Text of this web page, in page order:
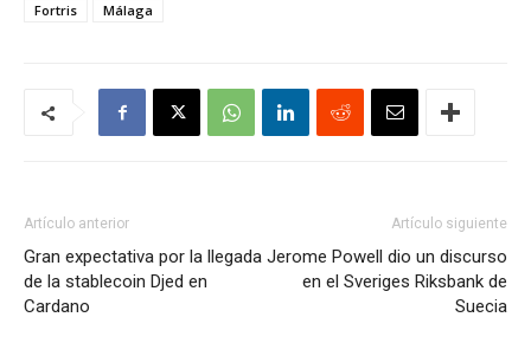
Fortris
Málaga
Artículo anterior
Gran expectativa por la llegada
de la stablecoin Djed en
Cardano
Artículo siguiente
Jerome Powell dio un discurso
en el Sveriges Riksbank de
Suecia